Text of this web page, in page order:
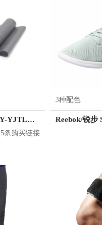
英瑞特 拉力带 CY-YJTLD02
5条购买链接
3种配色